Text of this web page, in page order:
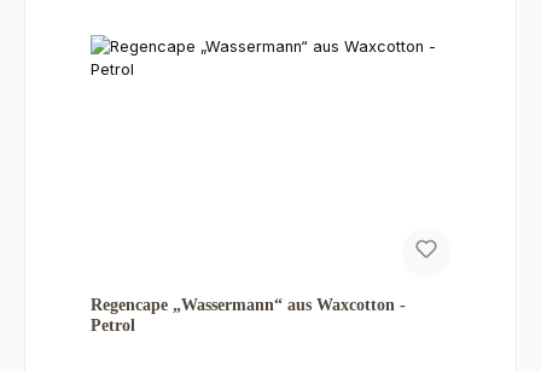
Regencape „Wassermann“ aus Waxcotton -
Petrol